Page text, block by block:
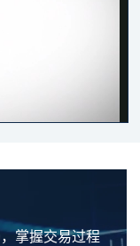
掌握交易过程